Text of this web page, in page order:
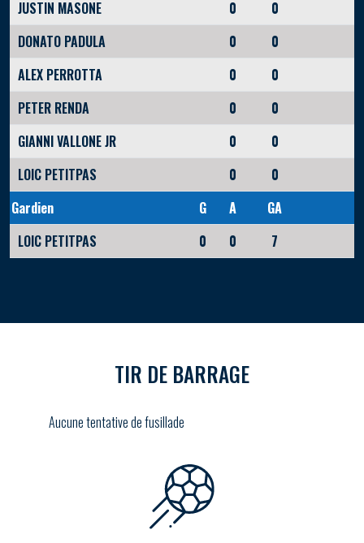
JUSTIN MASONE
0
0
DONATO PADULA
0
0
ALEX PERROTTA
0
0
PETER RENDA
0
0
GIANNI VALLONE JR
0
0
LOIC PETITPAS
0
0
Gardien
G A
GA
LOIC PETITPAS
0 0 7
TIR DE BARRAGE
Aucune tentative de fusillade